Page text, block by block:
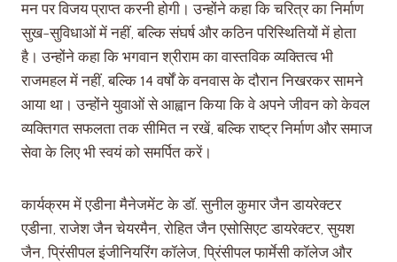
मन पर विजय प्राप्त करनी होगी। उन्होंने कहा कि चरित्र का निर्माण
सुख-सुविधाओं में नहीं, बल्कि संघर्ष और कठिन परिस्थितियों में होता
है। उन्होंने कहा कि भगवान श्रीराम का वास्तविक व्यक्तित्व भी
राजमहल में नहीं, बल्कि 14 वर्षों के वनवास के दौरान निखरकर सामने
आया था। उन्होंने युवाओं से आह्वान किया कि वे अपने जीवन को केवल
व्यक्तिगत सफलता तक सीमित न रखें, बल्कि राष्ट्र निर्माण और समाज
सेवा के लिए भी स्वयं को समर्पित करें।
कार्यक्रम में एडीना मैनेजमेंट के डॉ. सुनील कुमार जैन डायरेक्टर
एडीना, राजेश जैन चेयरमैन, रोहित जैन एसोसिएट डायरेक्टर, सुयश
जैन, प्रिंसीपल इंजीनियरिंग कॉलेज, प्रिंसीपल फार्मेसी कॉलेज और